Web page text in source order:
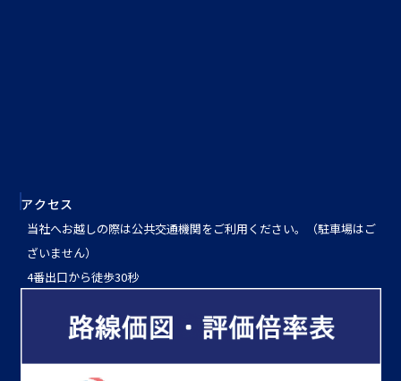
アクセス
当社へお越しの際は公共交通機関をご利用ください。（駐車場はご
ざいません）
4番出口から徒歩30秒